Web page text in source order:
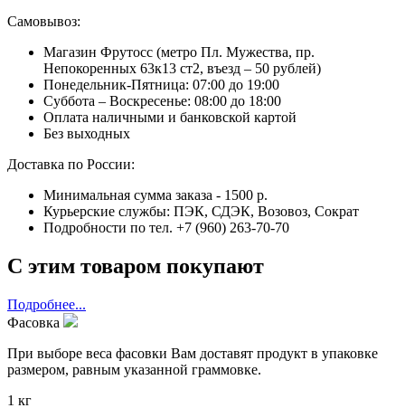
Самовывоз:
Магазин Фрутосс (метро Пл. Мужества, пр.
Непокоренных 63к13 ст2, въезд – 50 рублей)
Понедельник-Пятница: 07:00 до 19:00
Суббота – Воскресенье: 08:00 до 18:00
Оплата наличными и банковской картой
Без выходных
Доставка по России:
Минимальная сумма заказа - 1500 р.
Курьерские службы: ПЭК, СДЭК, Возовоз, Сократ
Подробности по тел. +7 (960) 263-70-70
С этим товаром покупают
Подробнее...
Фасовка
При выборе веса фасовки Вам доставят продукт в упаковке
размером, равным указанной граммовке.
1 кг